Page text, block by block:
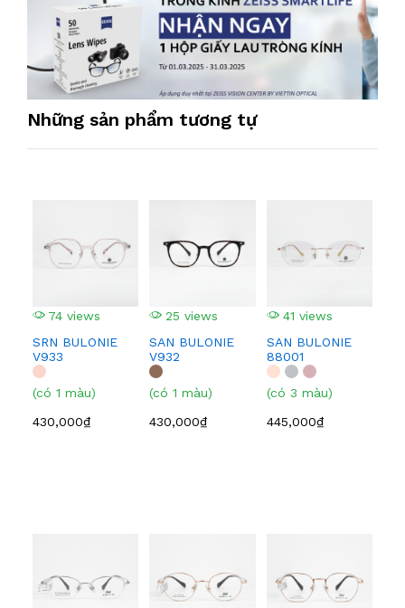
Những sản phẩm tương tự
74 views
SRN BULONIE
V933
(có 1 màu)
430,000₫
25 views
SAN BULONIE
V932
(có 1 màu)
430,000₫
41 views
SAN BULONIE
88001
(có 3 màu)
445,000₫